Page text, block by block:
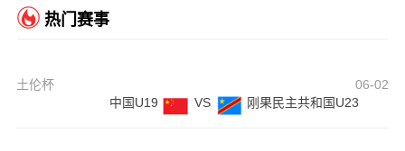
热门赛事
土伦杯
06-02
中国U19
VS 刚果民主共和国U23